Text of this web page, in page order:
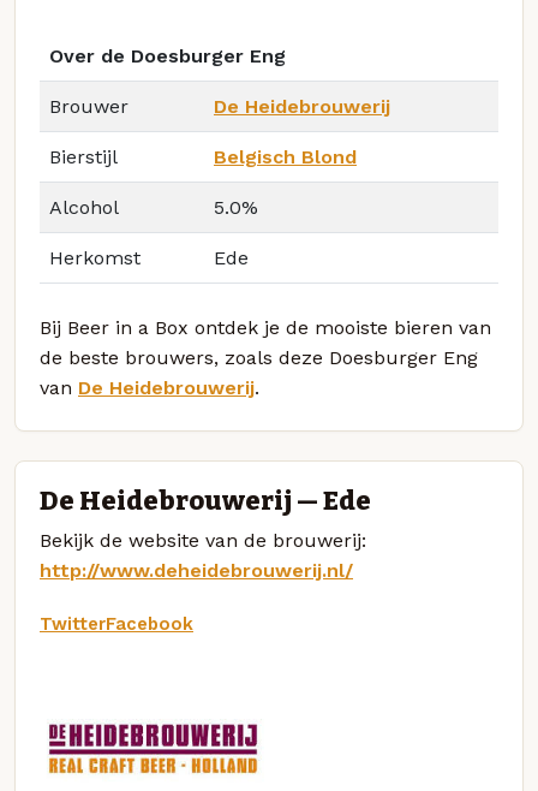
Over de Doesburger Eng
Brouwer De Heidebrouwerij
Bierstijl Belgisch Blond
Alcohol 5.0%
Herkomst Ede
Bij Beer in a Box ontdek je de mooiste bieren van
de beste brouwers, zoals deze Doesburger Eng
van De Heidebrouwerij.
De Heidebrouwerij — Ede
Bekijk de website van de brouwerij:
http://www.deheidebrouwerij.nl/
TwitterFacebook